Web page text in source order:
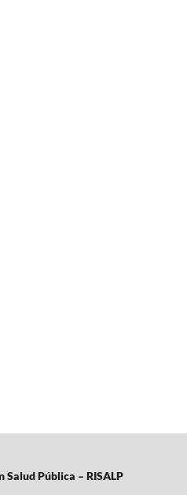
Pública – RISALP